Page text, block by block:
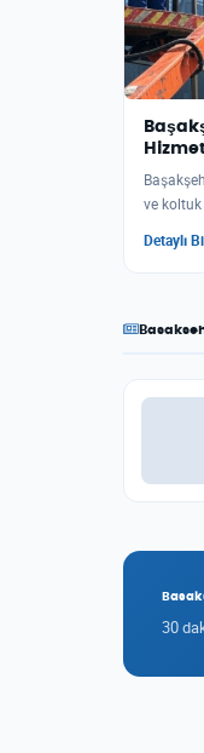
ve koltuk
Detaylı
30